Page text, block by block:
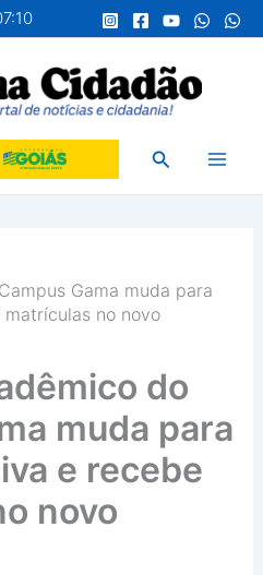
Pesquisar
Gama muda para
no novo
do
muda para
e recebe
novo